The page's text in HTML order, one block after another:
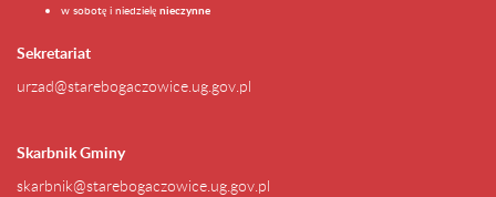
w sobotę i niedzielę nieczynne
Sekretariat
urzad@starebogaczowice.ug.gov.pl
Skarbnik Gminy
skarbnik@starebogaczowice.ug.gov.pl